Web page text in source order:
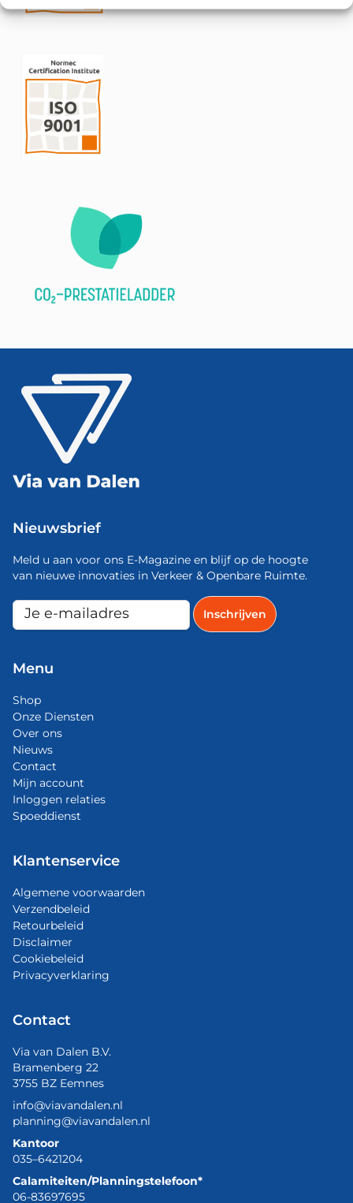
Nieuwsbrief
Meld u aan voor ons E-Magazine en blijf op de hoogte
van nieuwe innovaties in Verkeer & Openbare Ruimte.
Menu
Shop
Onze Diensten
Over ons
Nieuws
Contact
Mijn account
Inloggen relaties
Spoeddienst
Klantenservice
Algemene voorwaarden
Verzendbeleid
Retourbeleid
Disclaimer
Cookiebeleid
Privacyverklaring
Contact
Via van Dalen B.V.
Bramenberg 22
3755 BZ Eemnes
info@viavandalen.nl
planning@viavandalen.nl
Kantoor
035–6421204
Calamiteiten/Planningstelefoon*
06-83697695